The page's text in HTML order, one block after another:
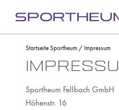
Inhalt
springen
Fachbereiche
Leistungen
Ärzteteam
Startseite Sportheum / Impressum
Sportheum Fellbach GmbH
Höhenstr. 16